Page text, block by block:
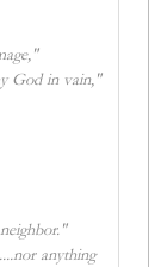
God in vain,"
anything